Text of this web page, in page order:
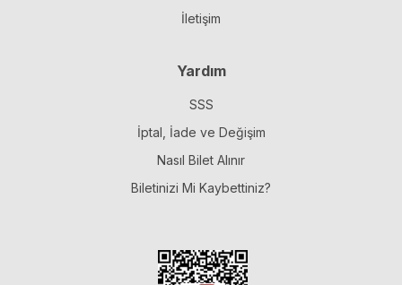
İletişim
Yardım
SSS
İptal, İade ve Değişim
Nasıl Bilet Alınır
Biletinizi Mi Kaybettiniz?